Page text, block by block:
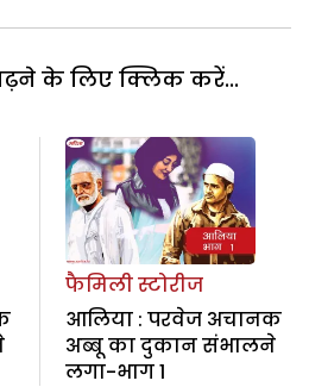
के लिए क्लिक करें...
फैमिली स्टोरीज
आलिया : परवेज अचानक
अब्बू का दुकान संभालने
लगा-भाग 1